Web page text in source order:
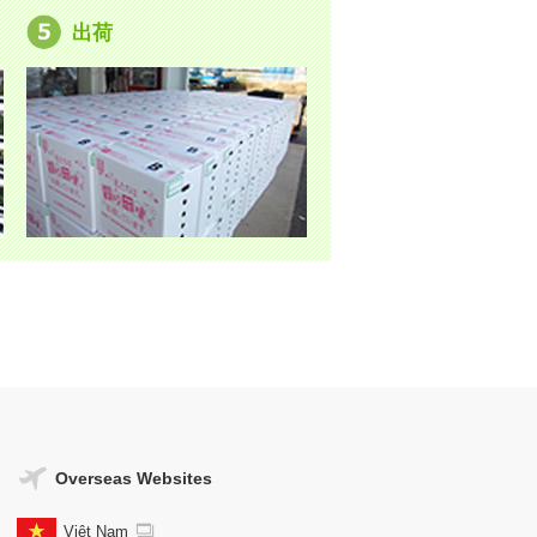
出荷
Overseas Websites
Viêt Nam